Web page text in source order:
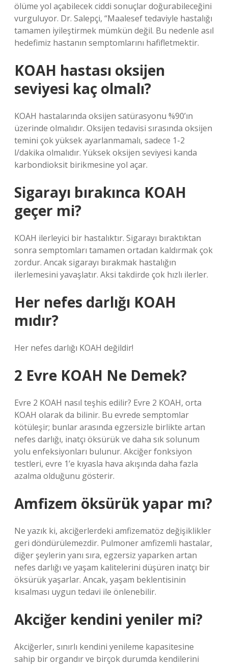
ölüme yol açabilecek ciddi sonuçlar doğurabileceğini
vurguluyor. Dr. Salepçi, “Maalesef tedaviyle hastalığı
tamamen iyileştirmek mümkün değil. Bu nedenle asıl
hedefimiz hastanın semptomlarını hafifletmektir.
KOAH hastası oksijen
seviyesi kaç olmalı?
KOAH hastalarında oksijen satürasyonu %90’ın
üzerinde olmalıdır. Oksijen tedavisi sırasında oksijen
temini çok yüksek ayarlanmamalı, sadece 1-2
l/dakika olmalıdır. Yüksek oksijen seviyesi kanda
karbondioksit birikmesine yol açar.
Sigarayı bırakınca KOAH
geçer mi?
KOAH ilerleyici bir hastalıktır. Sigarayı bıraktıktan
sonra semptomları tamamen ortadan kaldırmak çok
zordur. Ancak sigarayı bırakmak hastalığın
ilerlemesini yavaşlatır. Aksi takdirde çok hızlı ilerler.
Her nefes darlığı KOAH
mıdır?
Her nefes darlığı KOAH değildir!
2 Evre KOAH Ne Demek?
Evre 2 KOAH nasıl teşhis edilir? Evre 2 KOAH, orta
KOAH olarak da bilinir. Bu evrede semptomlar
kötüleşir; bunlar arasında egzersizle birlikte artan
nefes darlığı, inatçı öksürük ve daha sık solunum
yolu enfeksiyonları bulunur. Akciğer fonksiyon
testleri, evre 1’e kıyasla hava akışında daha fazla
azalma olduğunu gösterir.
Amfizem öksürük yapar mı?
Ne yazık ki, akciğerlerdeki amfizematöz değişiklikler
geri döndürülemezdir. Pulmoner amfizemli hastalar,
diğer şeylerin yanı sıra, egzersiz yaparken artan
nefes darlığı ve yaşam kalitelerini düşüren inatçı bir
öksürük yaşarlar. Ancak, yaşam beklentisinin
kısalması uygun tedavi ile önlenebilir.
Akciğer kendini yeniler mi?
Akciğerler, sınırlı kendini yenileme kapasitesine
sahip bir organdır ve birçok durumda kendilerini